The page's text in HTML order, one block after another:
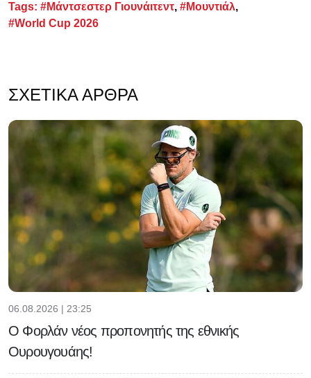
Tags: #Μάντσεστερ Γιουνάιτεντ, #Μουντιάλ,
#World Cup 2026
ΣΧΕΤΙΚΆ ΆΡΘΡΑ
06.08.2026 | 23:25
Ο Φορλάν νέος προπονητής της εθνικής
Ουρουγουάης!